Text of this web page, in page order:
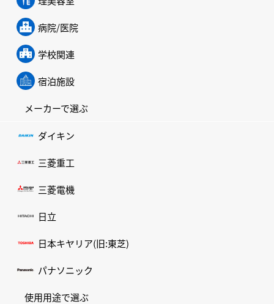
病院/医院
学校関連
宿泊施設
メーカーで選ぶ
ダイキン
三菱重工
三菱電機
日立
日本キヤリア(旧:東芝)
パナソニック
使用用途で選ぶ